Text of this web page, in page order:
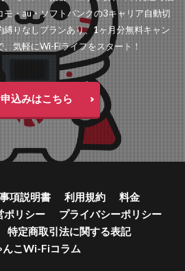
・au・ソフトバンクの3キャリア自動切
りなしプランあり、1ヶ月分無料キャン
気軽にWi-Fiライフをスタート！
込みはこちら
項説明書 利用規約
料金
ポリシー
プライバシーポリシー
特定商取引法に関する表記
んこWi-Fiコラム